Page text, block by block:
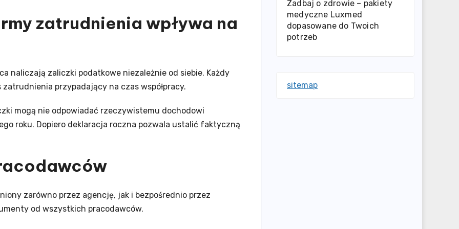
zatrudnienia wpływa na
naliczają zaliczki podatkowe niezależnie od siebie. Każdy
przypadający na czas współpracy.
mogą nie odpowiadać rzeczywistemu dochodowi
roku. Dopiero deklaracja roczna pozwala ustalić faktyczną
zarówno przez agencję, jak i bezpośrednio przez
od wszystkich pracodawców.
Zadbaj o zdrowie – pakiety
medyczne Luxmed
dopasowane do Twoich
potrzeb
sitemap